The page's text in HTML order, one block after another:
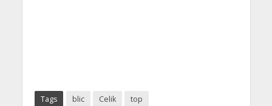
Tags blic Celik top